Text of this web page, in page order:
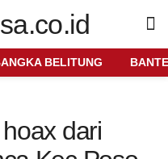
BELITUNG
dari